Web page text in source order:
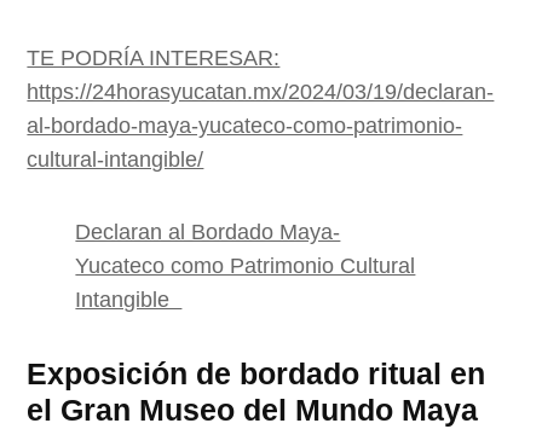
TE PODRÍA INTERESAR:
https://24horasyucatan.mx/2024/03/19/declaran-
al-bordado-maya-yucateco-como-patrimonio-
cultural-intangible/
Declaran al Bordado Maya-
Yucateco como Patrimonio Cultural
Intangible
Exposición de bordado ritual en
el Gran Museo del Mundo Maya